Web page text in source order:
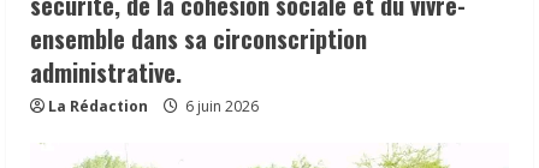
ensemble dans sa circonscription
administrative.
La Rédaction 6 juin 2026